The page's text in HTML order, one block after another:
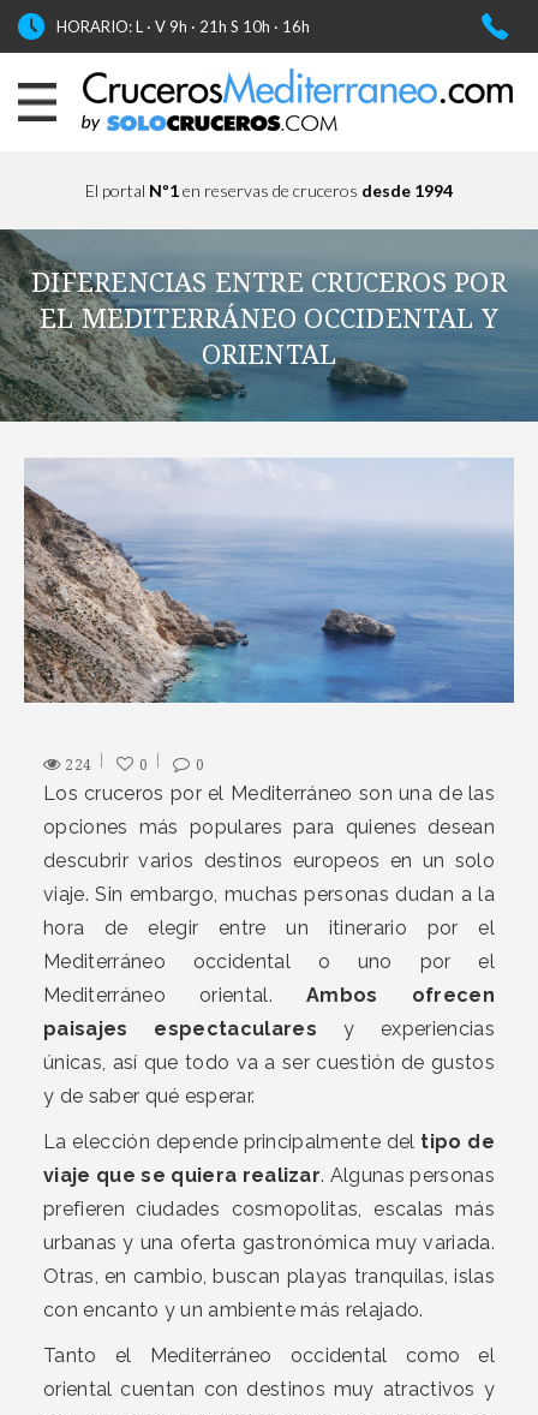
HORARIO: L · V 9h · 21h S 10h · 16h
El portal Nº1en reservas de cruceros desde 1994
DIFERENCIAS ENTRE CRUCEROS POR
EL MEDITERRÁNEO OCCIDENTAL Y
ORIENTAL
224 0 0
Los cruceros por el Mediterráneo son una de las
opciones más populares para quienes desean
descubrir varios destinos europeos en un solo
viaje. Sin embargo, muchas personas dudan a la
hora de elegir entre un itinerario por el
Mediterráneo occidental o uno por el
Mediterráneo oriental. Ambos ofrecen
paisajes espectaculares y experiencias
únicas, así que todo va a ser cuestión de gustos
y de saber qué esperar.
La elección depende principalmente del tipo de
viaje que se quiera realizar. Algunas personas
prefieren ciudades cosmopolitas, escalas más
urbanas y una oferta gastronómica muy variada.
Otras, en cambio, buscan playas tranquilas, islas
con encanto y un ambiente más relajado.
Tanto el Mediterráneo occidental como el
oriental cuentan con destinos muy atractivos y